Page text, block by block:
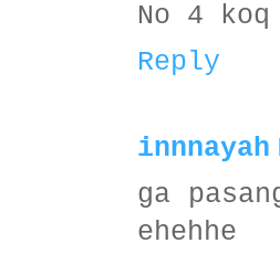
No 4
Reply
innnayah
ga
ehehhe